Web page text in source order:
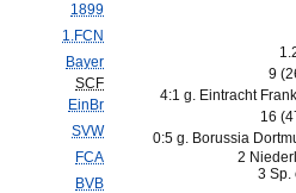
1899
1.FCN
Bayer
SCF
EinBr
SVW
FCA
BVB
9
4:1 g. Eintracht
16
0:5 g. Borussia
2
3 Sp.